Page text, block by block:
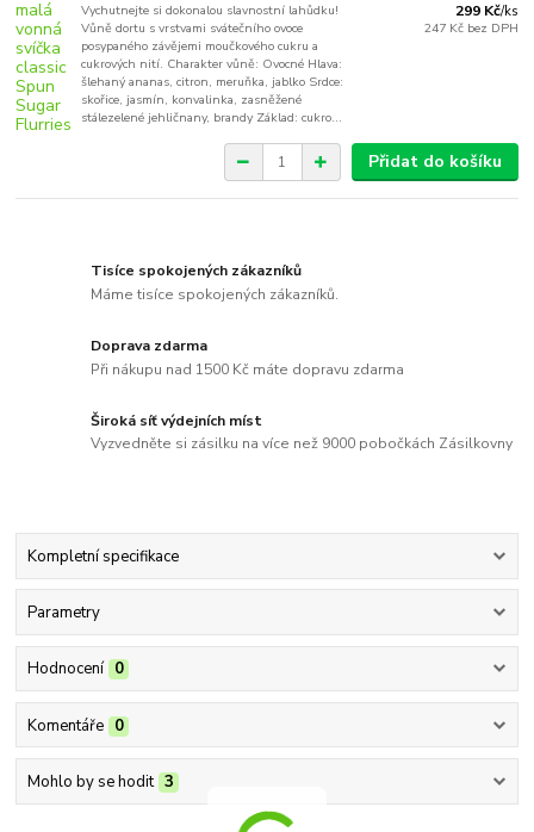
Vychutnejte si dokonalou slavnostní lahůdku!
Vůně dortu s vrstvami svátečního ovoce
posypaného závějemi moučkového cukru a
cukrových nití. Charakter vůně: Ovocné Hlava:
šlehaný ananas, citron, meruňka, jablko Srdce:
skořice, jasmín, konvalinka, zasněžené
stálezelené jehličnany, brandy Základ: cukro...
299 Kč/ks
247 Kč bez DPH
Přidat do košíku
Tisíce spokojených zákazníků
Máme tisíce spokojených zákazníků.
Doprava zdarma
Při nákupu nad 1500 Kč máte dopravu zdarma
Široká síť výdejních míst
Vyzvedněte si zásilku na více než 9000 pobočkách Zásilkovny
Kompletní specifikace
Parametry
Hodnocení 0
Komentáře 0
Mohlo by se hodit 3